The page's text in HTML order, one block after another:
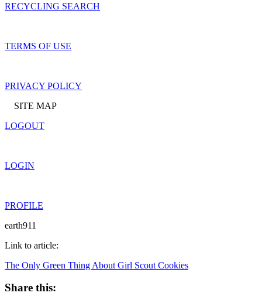
RECYCLING SEARCH
TERMS OF USE
PRIVACY POLICY
SITE MAP
LOGOUT
LOGIN
PROFILE
earth911
Link to article:
The Only Green Thing About Girl Scout Cookies
Share this: